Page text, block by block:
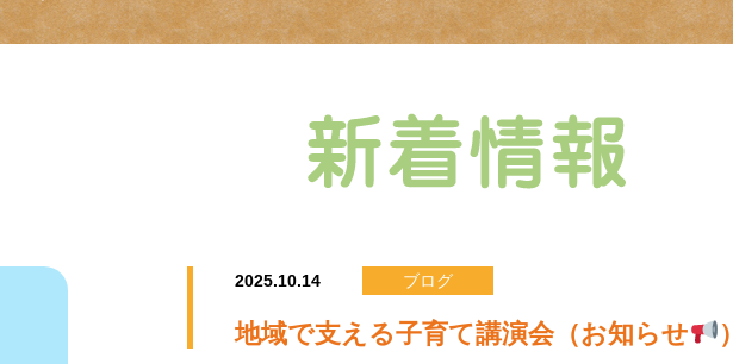
2025.10.14 ブログ
地域で支える子育て講演会（お知らせ